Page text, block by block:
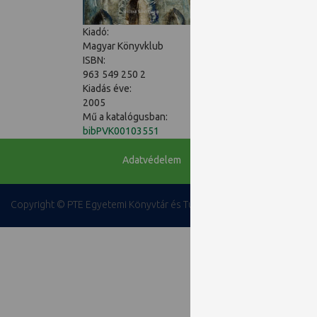
Kiadó:
Magyar Könyvklub
ISBN:
963 549 250 2
Kiadás éve:
2005
Mű a katalógusban:
bibPVK00103551
Az égtetőn
Adatvédelem
Copyright © PTE Egyetemi Könyvtár és Tudásközpont 2018.